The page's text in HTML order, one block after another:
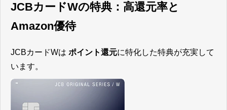
JCBカードWの特典：高還元率と
Amazon優待
JCBカードWは ポイント還元に特化した特典が充実して
います。